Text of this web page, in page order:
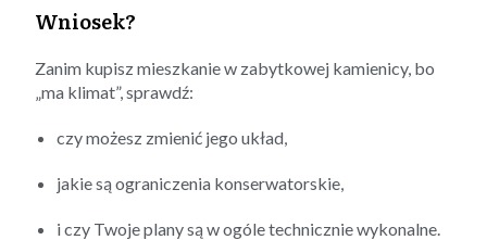
Wniosek?
Zanim kupisz mieszkanie w zabytkowej kamienicy, bo
„ma klimat”, sprawdź:
czy możesz zmienić jego układ,
jakie są ograniczenia konserwatorskie,
i czy Twoje plany są w ogóle technicznie wykonalne.